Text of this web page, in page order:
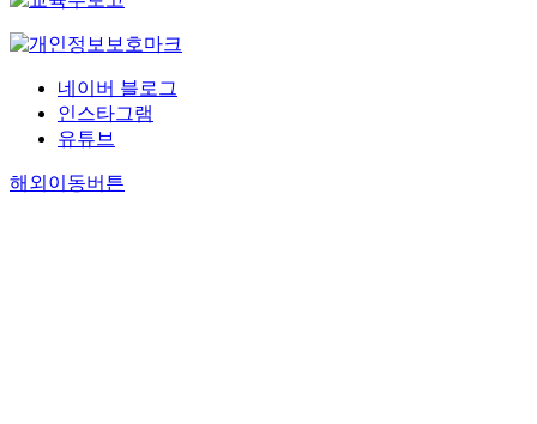
네이버 블로그
인스타그램
유튜브
해외이동버튼